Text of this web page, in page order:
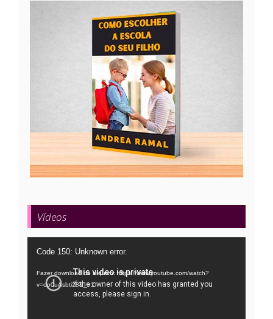
Vídeos
Tocador
vídeo
Code 150: Unknown error.
Fazer download do arquivo: https://www.youtube.com/watch?
v=oo0uAsbti28&_=1